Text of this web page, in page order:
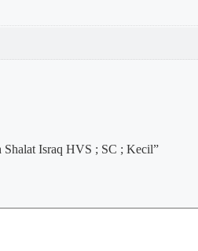
Shalat Israq HVS ; SC ; Kecil”